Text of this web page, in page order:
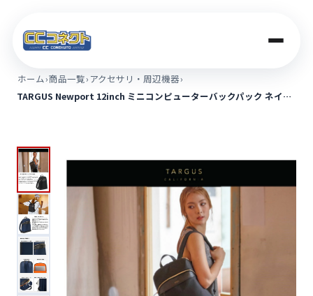
商品一覧
店舗案内
法人のお客さま
ホーム›商品一覧› アクセサリ・周辺機器›
TARGUS Newport 12inch ミニコンピューターバックパック ネイ…